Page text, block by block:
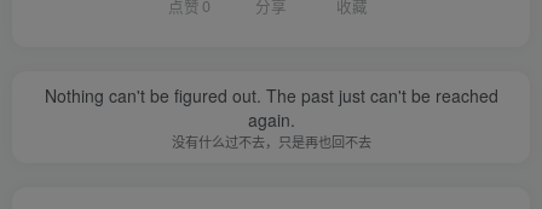
点赞 0 分享 收藏
Nothing can't be figured out. The past just can't be reached
again.
没有什么过不去，只是再也回不去